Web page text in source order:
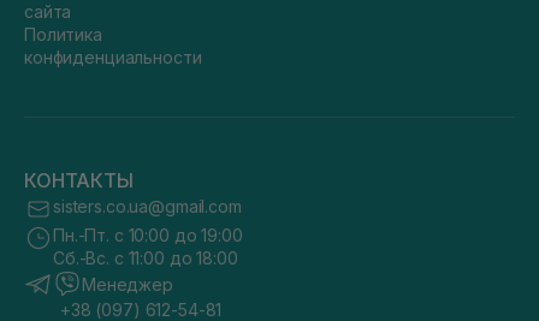
сайта
Политика
конфиденциальности
КОНТАКТЫ
sisters.co.ua@gmail.com
Пн.-Пт. с 10:00 до 19:00
Сб.-Вс. с 11:00 до 18:00
Менеджер
+38 (097) 612-54-81